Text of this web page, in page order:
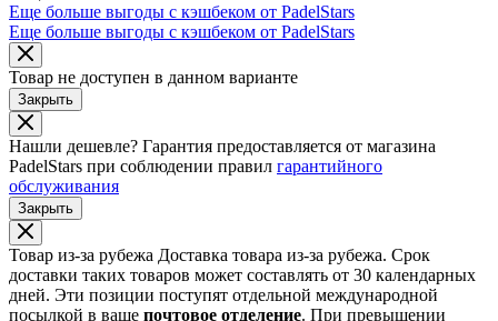
Еще больше выгоды с кэшбеком от PadelStars
Еще больше выгоды с кэшбеком от PadelStars
Товар не доступен в данном варианте
Закрыть
Нашли дешевле? Гарантия предоставляется от магазина
PadelStars при соблюдении правил гарантийного
обслуживания
Закрыть
Товар из-за рубежа Доставка товара из-за рубежа. Срок
доставки таких товаров может составлять от 30 календарных
дней. Эти позиции поступят отдельной международной
посылкой в ваше почтовое отделение. При превышении